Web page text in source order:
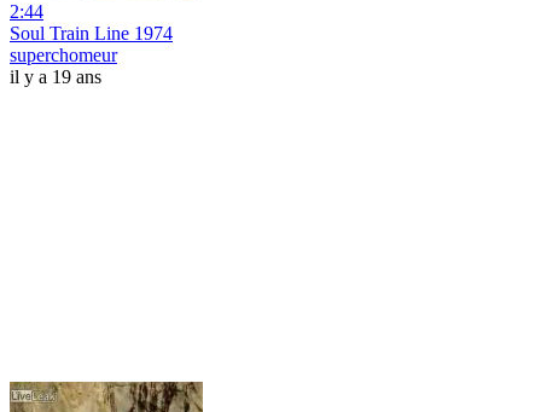
2:44
Soul Train Line 1974
superchomeur
il y a 19 ans